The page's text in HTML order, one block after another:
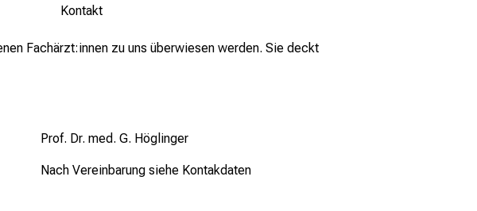
Kontakt
Fachärzt:innen zu uns überwiesen werden. Sie deckt
Prof. Dr. med. G. Höglinger
Nach Vereinbarung siehe Kontakdaten